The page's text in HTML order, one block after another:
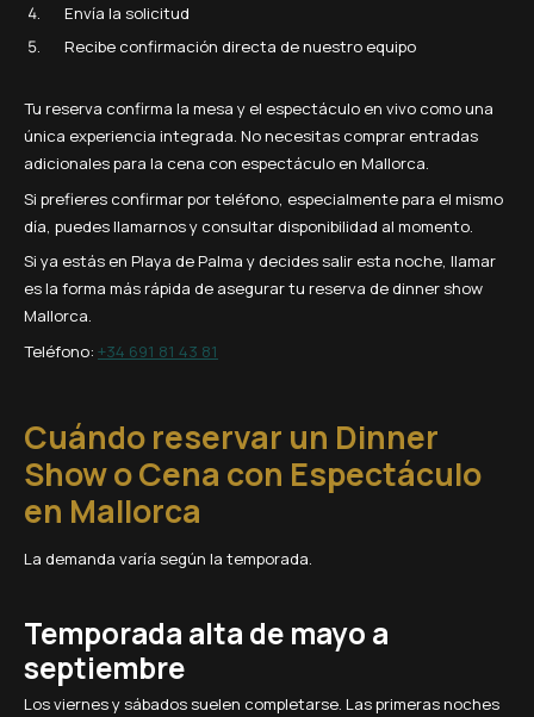
Envía la solicitud
Recibe confirmación directa de nuestro equipo
Tu reserva confirma la mesa y el espectáculo en vivo como una
única experiencia integrada. No necesitas comprar entradas
adicionales para la cena con espectáculo en Mallorca.
Si prefieres confirmar por teléfono, especialmente para el mismo
día, puedes llamarnos y consultar disponibilidad al momento.
Si ya estás en Playa de Palma y decides salir esta noche, llamar
es la forma más rápida de asegurar tu reserva de dinner show
Mallorca.
Teléfono: +34 691 81 43 81
Cuándo reservar un Dinner
Show o Cena con Espectáculo
en Mallorca
La demanda varía según la temporada.
Temporada alta de mayo a
septiembre
Los viernes y sábados suelen completarse. Las primeras noches